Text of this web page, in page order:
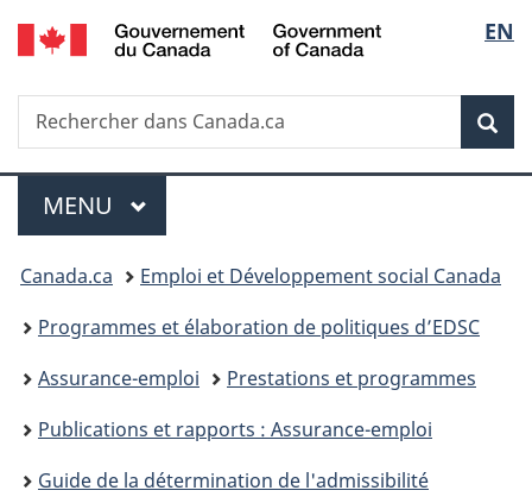
Passer
au
principal
Passer
à
Au
du
Passer
à
version
simplifiée
de
la
EN
Recherche
Rechercher
dans
Menu
MENU PRINCIPAL
Vous
êtes
ici :
Canada.ca
Emploi et Développement social Canada
Programmes et élaboration de politiques d’EDSC
Assurance-emploi
Prestations et programmes
Publications et rapports : Assurance-emploi
Guide de la détermination de l'admissibilité